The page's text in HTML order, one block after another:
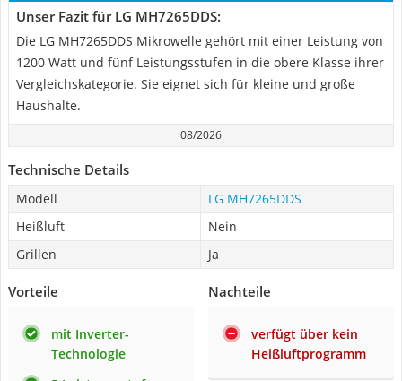
Unser Fazit für LG MH7265DDS:
Die LG MH7265DDS Mikrowelle gehört mit einer Leistung von
1200 Watt und fünf Leistungsstufen in die obere Klasse ihrer
Vergleichskategorie. Sie eignet sich für kleine und große
Haushalte.
08/2026
Technische Details
Modell
LG MH7265DDS
Heißluft
Nein
Grillen
Ja
Vorteile
mit Inverter-
Technologie
Nachteile
verfügt über kein
Heißluftprogramm